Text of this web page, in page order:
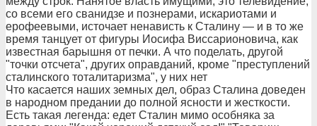
со всеми его сванидзе и познерами, искариотами и
ерофеевыми, источает ненависть к Сталину — и в то же
время танцует от фигуры Иосифа Виссарионовича, как
известная барышня от печки. А что поделать, другой
"точки отсчета", других оправданий, кроме "преступлений
сталинского тоталитаризма", у них нет
Что касается наших земных дел, образ Сталина доведен
в народном предании до полной ясности и жесткости.
Есть такая легенда: едет Сталин мимо особняка за